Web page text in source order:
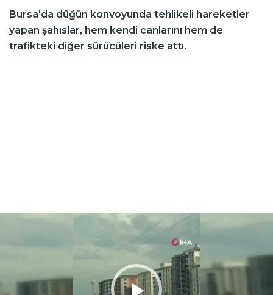
Bursa'da düğün konvoyunda tehlikeli hareketler
yapan şahıslar, hem kendi canlarını hem de
trafikteki diğer sürücüleri riske attı.